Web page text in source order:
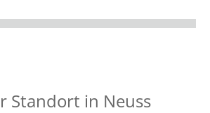
Standort in Neuss